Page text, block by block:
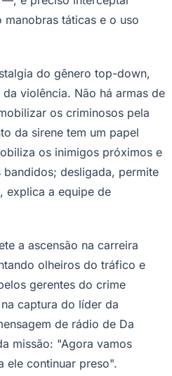
táticas e o uso
do gênero top-down,
violência. Não há armas de
os criminosos pela
da sirene tem um papel
os inimigos próximos e
desligada, permite
explica a equipe de
a ascensão na carreira
olheiros do tráfico e
gerentes do crime
captura do líder da
de rádio de Da
missão: "Agora vamos
ele continuar preso".